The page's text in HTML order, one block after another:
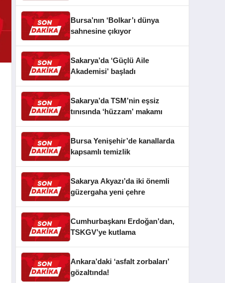
Bursa’nın ‘Bolkar’ı dünya
sahnesine çıkıyor
Sakarya’da ‘Güçlü Aile
Akademisi’ başladı
Sakarya’da TSM’nin eşsiz
tınısında ‘hüzzam’ makamı
Bursa Yenişehir’de kanallarda
kapsamlı temizlik
Sakarya Akyazı’da iki önemli
güzergaha yeni çehre
Cumhurbaşkanı Erdoğan’dan,
TSKGV’ye kutlama
Ankara’daki ‘asfalt zorbaları’
gözaltında!